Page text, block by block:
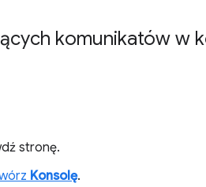
komunikatów w
stronę.
Konsolę.